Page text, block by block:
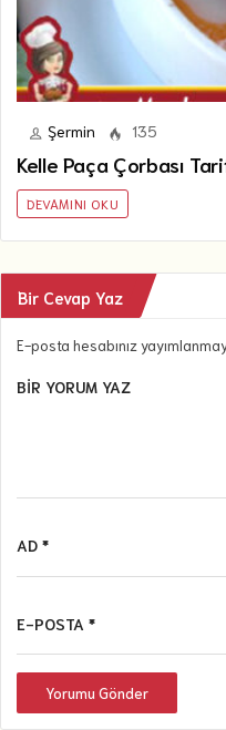
Şermin 135
Kelle Paça Çorbası
DEVAMINI OKU
Bir Cevap Yaz
E-posta hesabınız
BIR YORUM YAZ
AD *
E-POSTA *
Yorumu Gönder